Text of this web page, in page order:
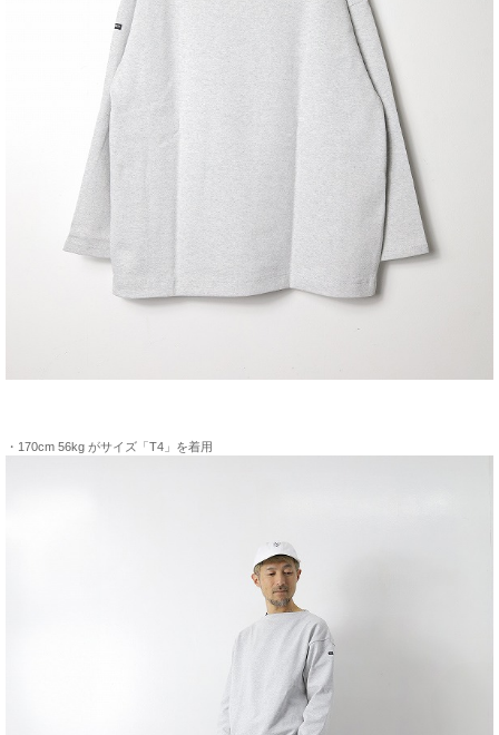
・170cm 56kg がサイズ「T4」を着用